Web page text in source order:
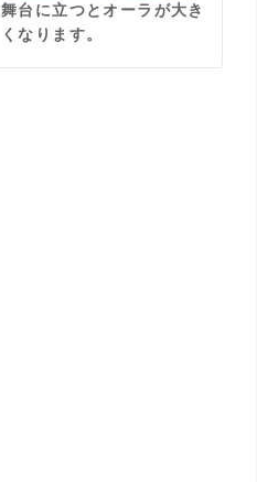
舞台に立つとオーラが大き
くなります。